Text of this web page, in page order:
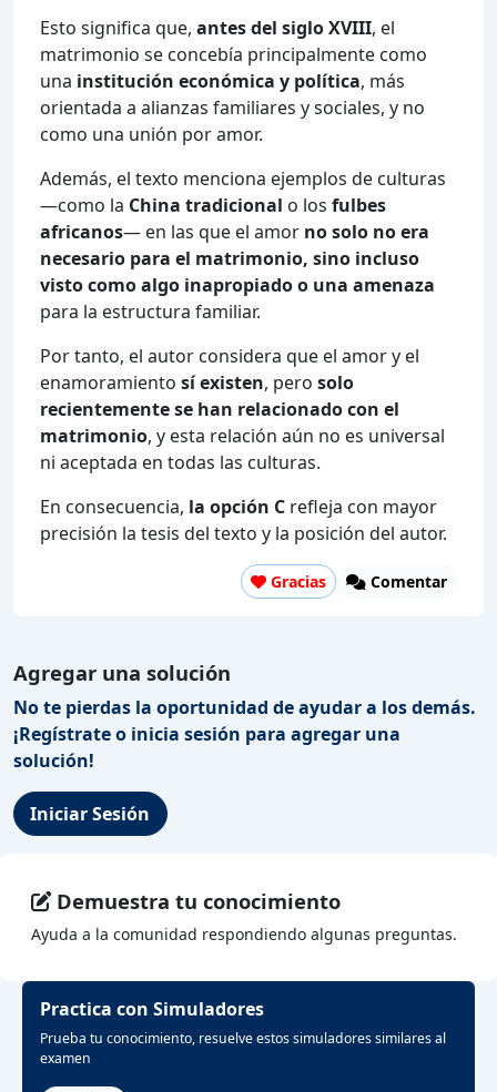
Esto significa que, antes del siglo XVIII, el
matrimonio se concebía principalmente como
una institución económica y política, más
orientada a alianzas familiares y sociales, y no
como una unión por amor.
Además, el texto menciona ejemplos de culturas
—como la China tradicional o los fulbes
africanos— en las que el amor no solo no era
necesario para el matrimonio, sino incluso
visto como algo inapropiado o una amenaza
para la estructura familiar.
Por tanto, el autor considera que el amor y el
enamoramiento sí existen, pero solo
recientemente se han relacionado con el
matrimonio, y esta relación aún no es universal
ni aceptada en todas las culturas.
En consecuencia, la opción C refleja con mayor
precisión la tesis del texto y la posición del autor.
Gracias Comentar
Agregar una solución
No te pierdas la oportunidad de ayudar a los demás.
¡Regístrate o inicia sesión para agregar una
solución!
Iniciar Sesión
Demuestra tu conocimiento
Ayuda a la comunidad respondiendo algunas preguntas.
Practica con Simuladores
Prueba tu conocimiento, resuelve estos simuladores similares al
examen